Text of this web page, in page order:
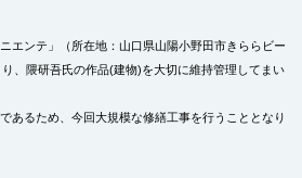
エンテ」（所在地：山口県山陽小野田市きららビー
、隈研吾氏の作品(建物)を大切に維持管理してまい
あるため、今回大規模な修繕工事を行うこととなり